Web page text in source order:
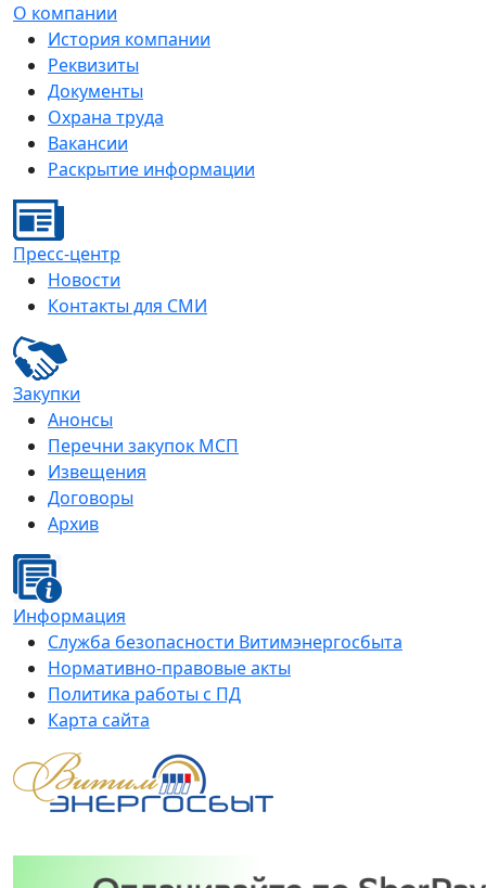
О компании
История компании
Реквизиты
Документы
Охрана труда
Вакансии
Раскрытие информации
Пресс-центр
Новости
Контакты для СМИ
Закупки
Анонсы
Перечни закупок МСП
Извещения
Договоры
Архив
Информация
Служба безопасности Витимэнергосбыта
Нормативно-правовые акты
Политика работы с ПД
Карта сайта